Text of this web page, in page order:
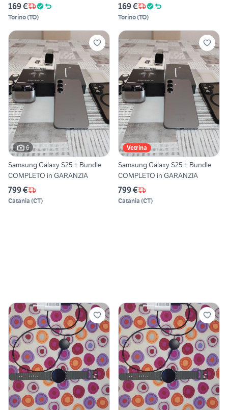
169 €
Torino(TO)
169 €
Torino(TO)
6
Samsung Galaxy S25 + Bundle
COMPLETO in GARANZIA
799 €
Catania (CT)
Vetrina
Samsung Galaxy S25 + Bundle
COMPLETO in GARANZIA
799 €
Catania (CT)